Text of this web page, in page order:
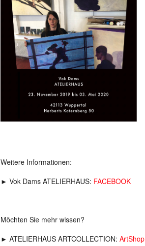
Weitere Informationen:
► Vok Dams ATELIERHAUS: FACEBOOK
Möchten Sie mehr wissen?
► ATELIERHAUS ARTCOLLECTION: ArtShop